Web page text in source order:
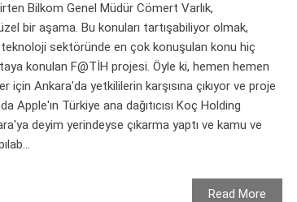
Bilkom Genel Müdür Cömert Varlık,
bir aşama. Bu konuları tartışabiliyor olmak,
sektöründe en çok konuşulan konu hiç
konulan F@TİH projesi. Öyle ki, hemen hemen
için Ankara'da yetkililerin karşısına çıkıyor ve proje
Türkiye ana dağıtıcısı Koç Holding
deyim yerindeyse çıkarma yaptı ve kamu ve
Read More